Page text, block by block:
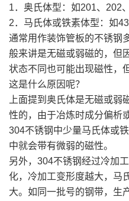
1．奥氏体型：如201、202
2．马氏体或铁素体型：如
通常用作装饰管板的不锈钢
般来讲是无磁或弱磁的，但
状态不同也可能出现磁性，
这是什么原因呢？
上面提到奥氏体是无磁或
性的，由于冶炼时成分偏析
304不锈钢中少量马氏体或
中就会带有微弱的磁性。
另外，304不锈钢经过冷加
化，冷加工变形度越大，马
大。如同一批号的钢带，生